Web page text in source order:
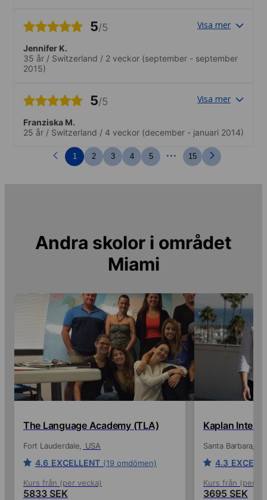
5/5 Visa mer
Jennifer K.
35 år / Switzerland / 2 veckor (september - september
2015)
5/5 Visa mer
Franziska M.
25 år / Switzerland / 4 veckor (december - januari 2014)
1 2 3 4 5 ... 15
Andra skolor i området
Miami
The Language Academy (TLA)
Fort Lauderdale USA
4.6 EXCELLENT (19 omdömen)
Kurs från (per vecka)
5833 SEK
Kaplan
Santa Barbara
4.3
Kurs från (per
3695 SEK